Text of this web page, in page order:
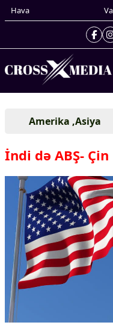
Hava
Gündəm
Xarici xəbərlər
Cənubi Qafqaz
Türk Dünyası
Yaxın Şərq
Avropa
Amerika
Asiya
Afrika
Çarpaz baxış
Təhlil
Geosiyasi
Amerika ,Asiya
İndi də ABŞ-